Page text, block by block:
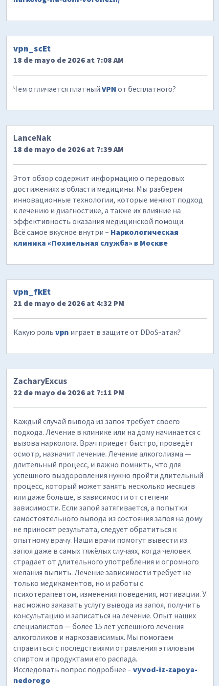
vpn_scEt
18 de mayo de 2026 at 7:08 AM
Чем отличается платныйVPN от бесплатного?
LanceNak
18 de mayo de 2026 at 7:39 AM
Этот обзор содержит информацию о передовых
достижениях в области медицины. Мы разберем
инновационные технологии, которые меняют подход
к лечению и диагностике, а также их влияние на
эффективность оказания медицинской помощи.
Всё самое вкусное внутри – Наркологическая
клиника «Похмельная служба» в Москве
vpn_fkEt
21 de mayo de 2026 at 4:32 PM
Какую рольvpn играет в защите от DDoS-атак?
ZacharyExcus
22 de mayo de 2026 at 7:11 PM
Каждый случай вывода из запоя требует своего
подхода. Лечение в клинике или на дому начинается с
вызова нарколога. Врач приедет быстро, проведёт
осмотр, назначит лечение. Лечение алкоголизма —
длительный процесс, и важно помнить, что для
успешного выздоровления нужно пройти длительный
процесс, который может занять несколько месяцев
или даже больше, в зависимости от степени
зависимости. Если запой затягивается, а попытки
самостоятельного вывода из состояния запоя на дому
не приносят результата, следует обратиться к
опытному врачу. Наши врачи помогут вывести из
запоя даже в самых тяжёлых случаях, когда человек
страдает от длительного употребления и огромного
желания выпить. Лечение зависимости требует не
только медикаментов, но и работы с
психотерапевтом, изменения поведения, мотивации. У
нас можно заказать услугу вывода из запоя, получить
консультацию и записаться на лечение. Опыт наших
специалистов — более 15 лет успешного лечения
алкоголиков и наркозависимых. Мы помогаем
справиться с последствиями отравления этиловым
спиртом и продуктами его распада.
Исследовать вопрос подробнее –vyvod-iz-zapoya-
nedorogo